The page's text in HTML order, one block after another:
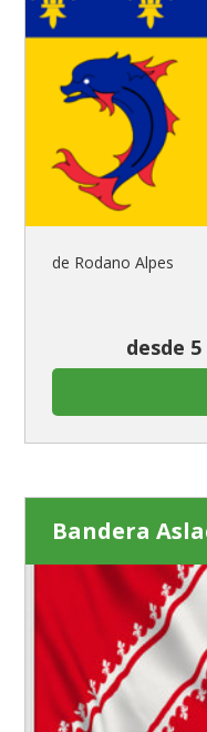
de Rodano Alpes
desde
Bandera